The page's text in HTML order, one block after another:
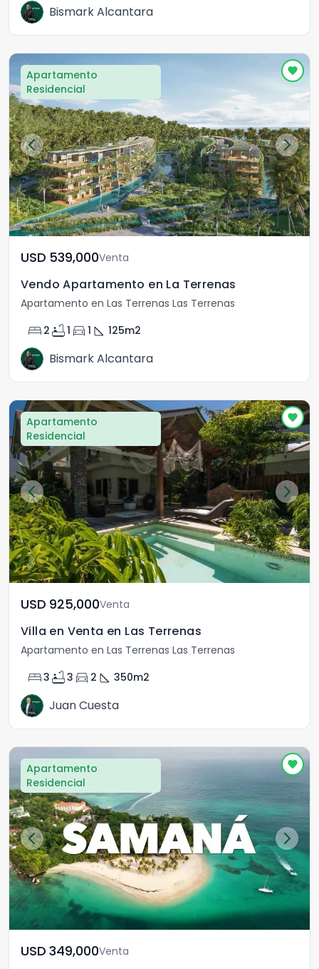
Bismark Alcantara
Apartamento
Residencial
USD	539,000Venta
Vendo Apartamento en La Terrenas
Apartamento en Las Terrenas Las Terrenas
bed 2 bathtub1 directions_car 1 square_foot 125m2
Bismark Alcantara
Apartamento
Residencial
USD	925,000Venta
Villa en Venta en Las Terrenas
Apartamento en Las Terrenas Las Terrenas
bed3 bathtub3 directions_car 2 square_foot 350m2
Juan Cuesta
Apartamento
Residencial
USD	349,000Venta